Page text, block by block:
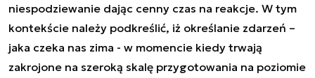
niespodziewanie dając cenny czas na reakcje. W tym
kontekście należy podkreślić, iż określanie zdarzeń –
jaka czeka nas zima - w momencie kiedy trwają
zakrojone na szeroką skalę przygotowania na poziomie